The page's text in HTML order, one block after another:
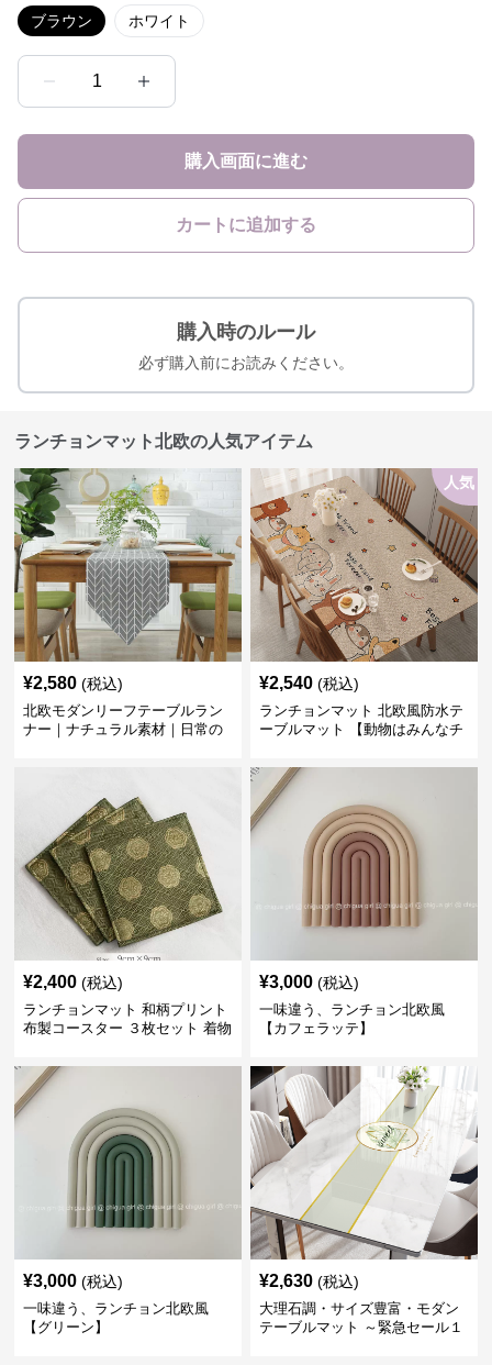
ブラウン ホワイト
1
購入画面に進む
カートに追加する
購入時のルール
必ず購入前にお読みください。
ランチョンマット北欧の人気アイテム
¥2,580 (税込)
北欧モダンリーフテーブルラン
ナー｜ナチュラル素材｜日常の
人気
¥2,540 (税込)
ランチョンマット 北欧風防水テ
ーブルマット 【動物はみんなチ
¥2,400 (税込)
ランチョンマット 和柄プリント
布製コースター ３枚セット 着物
¥3,000 (税込)
一味違う、ランチョン北欧風
【カフェラッテ】
¥3,000 (税込)
一味違う、ランチョン北欧風
【グリーン】
¥2,630 (税込)
大理石調・サイズ豊富・モダン
テーブルマット ～緊急セール１